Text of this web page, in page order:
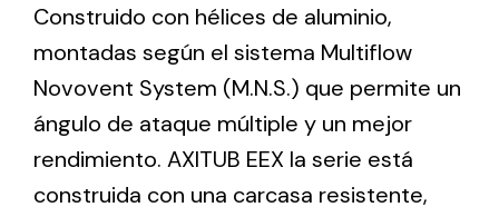
Ventilation
The incorporation of Novovent into the group
meant a greater offer of ventilation products for
different uses
Construido con hélices de aluminio,
montadas según el sistema Multiflow
Novovent System (M.N.S.) que permite un
ángulo de ataque múltiple y un mejor
rendimiento. AXITUB EEX la serie está
construida con una carcasa resistente,